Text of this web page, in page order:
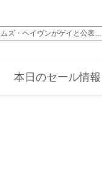
ズ・ヘイヴンがゲイと公表…
本日のセール情報